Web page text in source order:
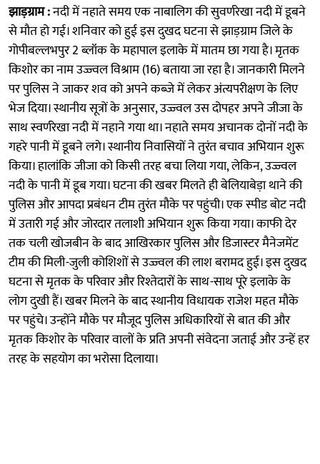
झाड़ग्राम :नदी में नहाते समय एक नाबालिग की सुवर्णरेखा नदी में डूबने
से मौत हो गई। शनिवार को हुई इस दुखद घटना से झाड़ग्राम जिले के
गोपीबल्लभपुर 2 ब्लॉक के महापाल इलाके में मातम छा गया है। मृतक
किशोर का नाम उज्ज्वल विश्राम (16) बताया जा रहा है। जानकारी मिलने
पर पुलिस ने जाकर शव को अपने कब्जे में लेकर अंत्यपरीक्षण के लिए
भेज दिया। स्थानीय सूत्रों के अनुसार, उज्ज्वल उस दोपहर अपने जीजा के
साथ स्वर्णरेखा नदी में नहाने गया था। नहाते समय अचानक दोनों नदी के
गहरे पानी में डूबने लगे। स्थानीय निवासियों ने तुरंत बचाव अभियान शुरू
किया। हालांकि जीजा को किसी तरह बचा लिया गया, लेकिन, उज्ज्वल
नदी के पानी में डूब गया। घटना की खबर मिलते ही बेलियाबेड़ा थाने की
पुलिस और आपदा प्रबंधन टीम तुरंत मौके पर पहुंची। एक स्पीड बोट नदी
में उतारी गई और जोरदार तलाशी अभियान शुरू किया गया। काफी देर
तक चली खोजबीन के बाद आखिरकार पुलिस और डिजास्टर मैनेजमेंट
टीम की मिली-जुली कोशिशों से उज्ज्वल की लाश बरामद हुई। इस दुखद
घटना से मृतक के परिवार और रिश्तेदारों के साथ-साथ पूरे इलाके के
लोग दुखी हैं। खबर मिलने के बाद स्थानीय विधायक राजेश महत मौके
पर पहुंचे। उन्होंने मौके पर मौजूद पुलिस अधिकारियों से बात की और
मृतक किशोर के परिवार वालों के प्रति अपनी संवेदना जताई और उन्हें हर
तरह के सहयोग का भरोसा दिलाया।